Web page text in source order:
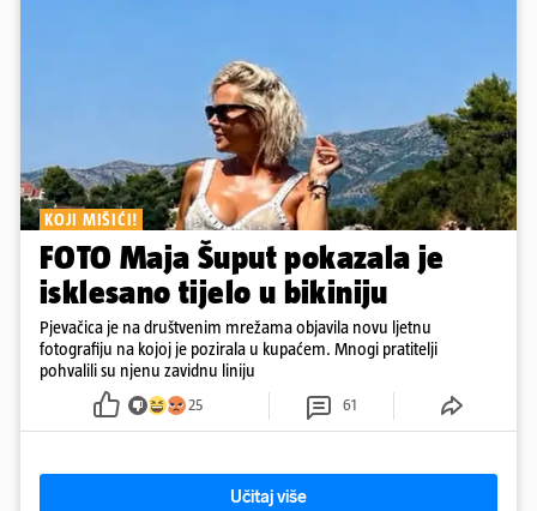
KOJI MIŠIĆI!
FOTO Maja Šuput pokazala je
isklesano tijelo u bikiniju
Pjevačica je na društvenim mrežama objavila novu ljetnu
fotografiju na kojoj je pozirala u kupaćem. Mnogi pratitelji
pohvalili su njenu zavidnu liniju
25 61
Učitaj više